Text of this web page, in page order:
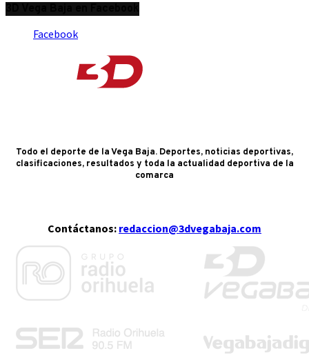
Facebook
Todo el deporte de la Vega Baja. Deportes, noticias deportivas,
clasificaciones, resultados y toda la actualidad deportiva de la
comarca
Contáctanos: redaccion@3dvegabaja.com